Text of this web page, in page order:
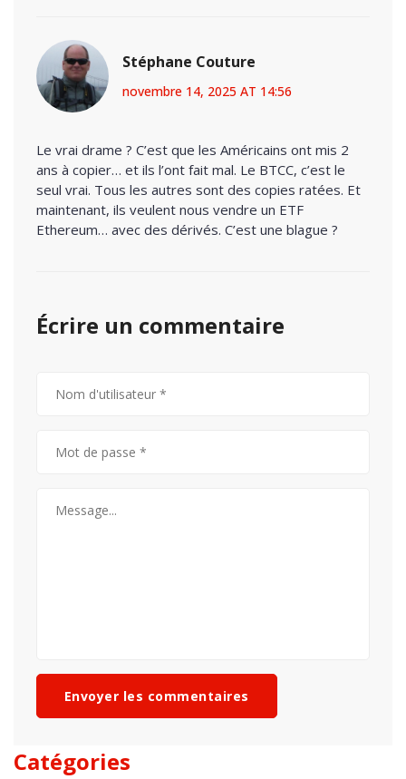
Stéphane Couture
novembre 14, 2025 AT 14:56
Le vrai drame ? C’est que les Américains ont mis 2
ans à copier… et ils l’ont fait mal. Le BTCC, c’est le
seul vrai. Tous les autres sont des copies ratées. Et
maintenant, ils veulent nous vendre un ETF
Ethereum… avec des dérivés. C’est une blague ?
Écrire un commentaire
Envoyer les commentaires
Catégories